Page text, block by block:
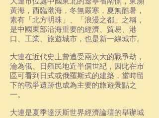
大連市位處中國東北的遼寧省南側，東瀕
黃海 ，西臨渤海 ，冬無嚴寒，夏無酷暑，
素有「北方明珠」、「浪漫之都」之稱，
是中國東部沿海重要的經濟、貿易、港
口、工業、旅遊城市，也是新一線城市。
大連在近代史上曾遭受兩次大的戰爭劫，
淪為俄、日殖民地近半個世紀，因此在市
區可看到日式或俄羅斯式的建築，當時留
下的戰爭遺跡也成為主要的旅遊景點之
一。
大連是夏季達沃斯世界經濟論壇的舉辦城